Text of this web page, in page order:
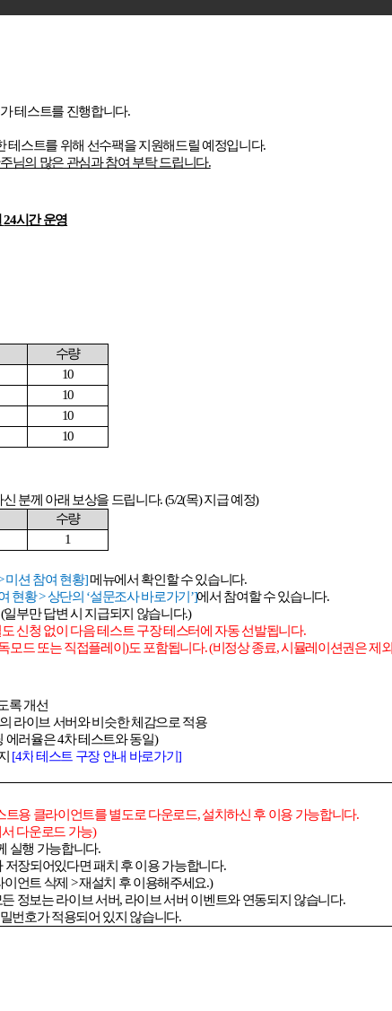
테스트를 진행합니다.
테스트를 위해 선수팩을 지원해드릴 예정입니다.
님의 많은 관심과 참여 부탁 드립니다.
24시간 운영
수량
10
10
10
10
분께 아래 보상을 드립니다. (5/2(목)지급 예정)
수량
1
미션 참여 현황]메뉴에서 확인할 수 있습니다.
현황>상단의 ‘설문조사 바로가기 ’]에서 참여할 수 있습니다.
일부만 답변 시 지급되지 않습니다.)
신청 없이 다음 테스트 구장 테스터에 자동 선발됩니다.
모드 또는 직접플레이)도 포함됩니다. (비정상 종료,시뮬레이션권은 제외
록 개선
라이브 서버와 비슷한 체감으로 적용
에러율은4차 테스트와 동일)
[4차테스트 구장 안내 바로가기]
트용 클라이언트를 별도로 다운로드,설치하신 후 이용 가능합니다.
다운로드 가능)
실행 가능합니다.
장되어있다면 패치 후 이용 가능합니다.
언트 삭제 >재설치 후 이용해주세요.)
정보는 라이브 서버, 라이브 서버 이벤트와 연동되지 않습니다.
번호가 적용되어 있지 않습니다.